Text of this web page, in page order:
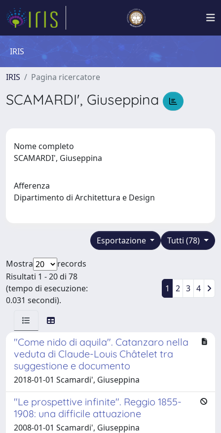
IRIS
IRIS Pagina ricercatore
SCAMARDI', Giuseppina
Nome completo
SCAMARDI', Giuseppina
Afferenza
Dipartimento di Architettura e Design
Tutti (78)
Esportazione
Mostra
records
Risultati 1 - 20 di 78
(tempo di esecuzione:
0.031 secondi).
1 2 3 4
"Come nido di aquila". Catanzaro nella
veduta di Claude-Louis Châtelet tra
suggestione e documento
2018-01-01 Scamardi', Giuseppina
"Le prospettive infinite". Reggio 1855-
1908: una difficile attuazione
2008-01-01 Scamardi', Giuseppina